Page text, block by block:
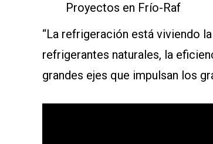
Proyectos en Frío-Raf
“La refrigeración está viviendo
refrigerantes naturales, la
grandes ejes que impulsan los